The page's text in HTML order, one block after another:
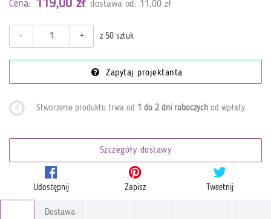
Cena: 119,00 zł dostawa od: 11,00 zł
- + z 50 sztuk
Zapytaj projektanta
Stworzenie produktu trwa od 1 do 2 dni roboczych od wpłaty.
Szczegóły dostawy
Udostępnij Zapisz Tweetnij
Dostawa